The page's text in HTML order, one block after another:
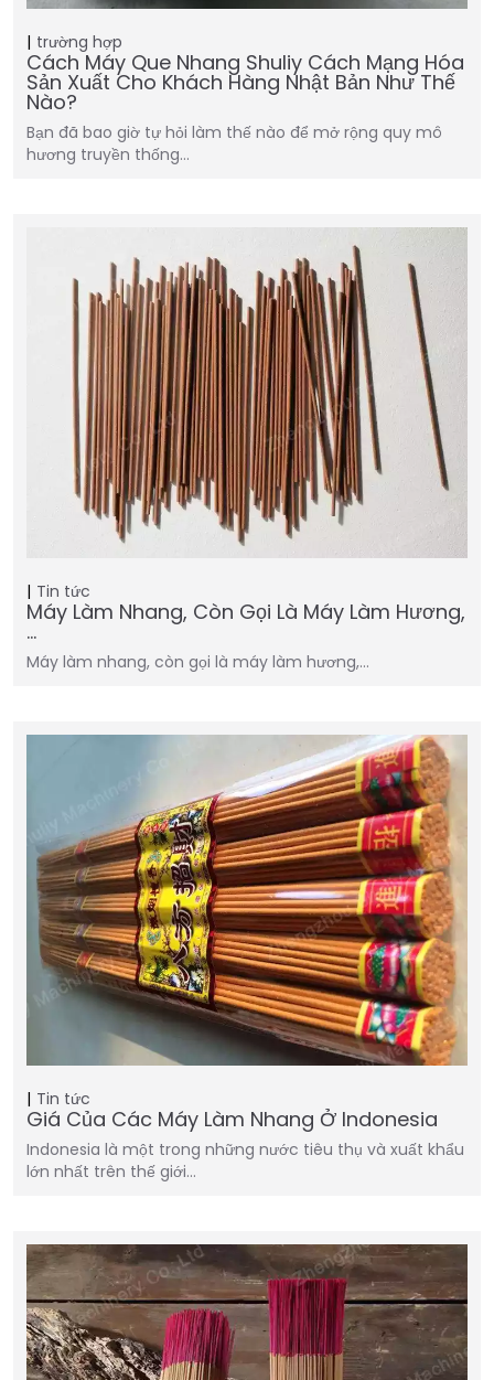
trường hợp
Cách Máy Que Nhang Shuliy Cách Mạng Hóa
Sản Xuất Cho Khách Hàng Nhật Bản Như Thế
Nào?
Bạn đã bao giờ tự hỏi làm thế nào để mở rộng quy mô
hương truyền thống…
Tin tức
Máy Làm Nhang, Còn Gọi Là Máy Làm Hương,
…
Máy làm nhang, còn gọi là máy làm hương,…
Tin tức
Giá Của Các Máy Làm Nhang Ở Indonesia
Indonesia là một trong những nước tiêu thụ và xuất khẩu
lớn nhất trên thế giới…